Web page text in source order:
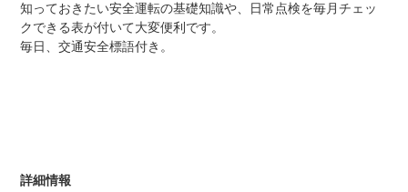
知っておきたい安全運転の基礎知識や、日常点検を毎月チェッ
クできる表が付いて大変便利です。
毎日、交通安全標語付き。
詳細情報